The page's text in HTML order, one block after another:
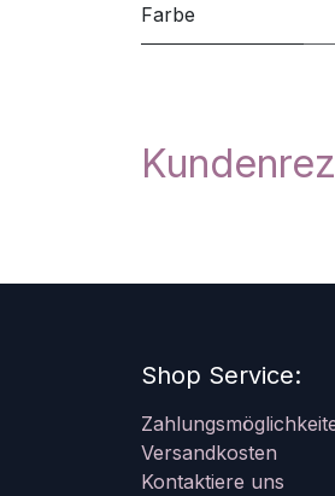
Farbe
Shop Service:
Versandkosten
Kontaktiere uns